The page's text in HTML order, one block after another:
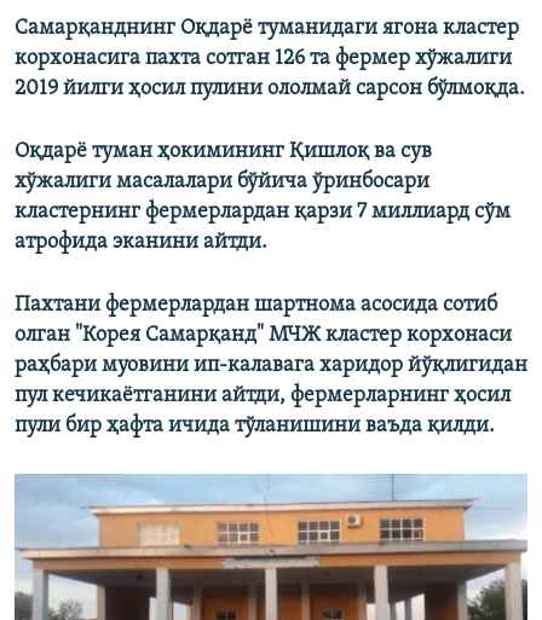
Самарқанднинг Оқдарё туманидаги ягона кластер
корхонасига пахта сотган 126 та фермер хўжалиги
2019 йилги ҳосил пулини ололмай сарсон бўлмоқда.
Оқдарё туман ҳокимининг Қишлоқ ва сув
хўжалиги масалалари бўйича ўринбосари
кластернинг фермерлардан қарзи 7 миллиард сўм
атрофида эканини айтди.
Пахтани фермерлардан шартнома асосида сотиб
олган "Корея Самарқанд" МЧЖ кластер корхонаси
раҳбари муовини ип-калавага харидор йўқлигидан
пул кечикаётганини айтди, фермерларнинг ҳосил
пули бир ҳафта ичида тўланишини ваъда қилди.​